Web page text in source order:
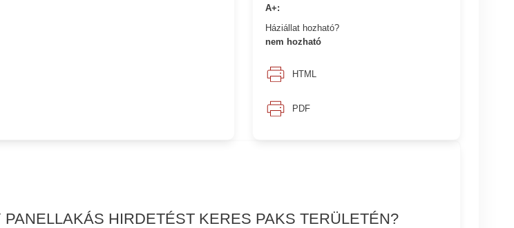
A+:
Háziállat hozható?
nem hozható
HTML
PDF
HIRDETÉST KERES PAKS TERÜLETÉN?